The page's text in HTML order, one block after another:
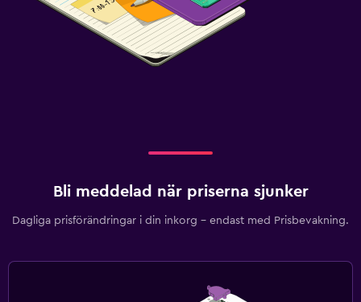
Bli meddelad när priserna sjunker
Dagliga prisförändringar i din inkorg – endast med Prisbevakning.